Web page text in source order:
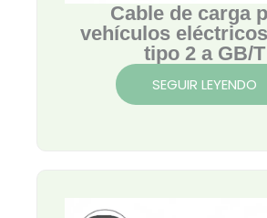
Cable de carga
vehículos
tipo 2 a GB/T
SEGUIR LEYENDO